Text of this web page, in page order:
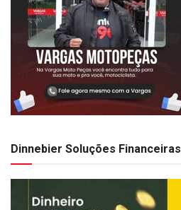
Dinnebier Soluções Financeiras